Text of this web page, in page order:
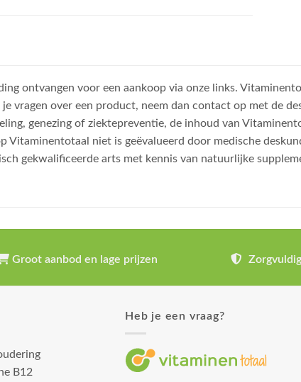
ontvangen voor een aankoop via onze links.
vragen over een product, neem dan contact op met de
genezing of ziektepreventie, de inhoud van
niet is geëvalueerd door medische
gekwalificeerde arts met kennis van natuurlijke
Groot aanbod en lage prijzen
B12
Heb je een vraag?